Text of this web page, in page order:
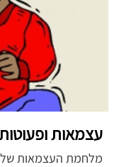
עצמאות
מלחמת העצמאות של